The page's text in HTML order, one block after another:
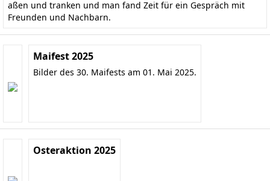
aßen und tranken und man fand Zeit für ein Gespräch mit
Freunden und Nachbarn.
Maifest 2025
Bilder des 30. Maifests am 01. Mai 2025.
Osteraktion 2025